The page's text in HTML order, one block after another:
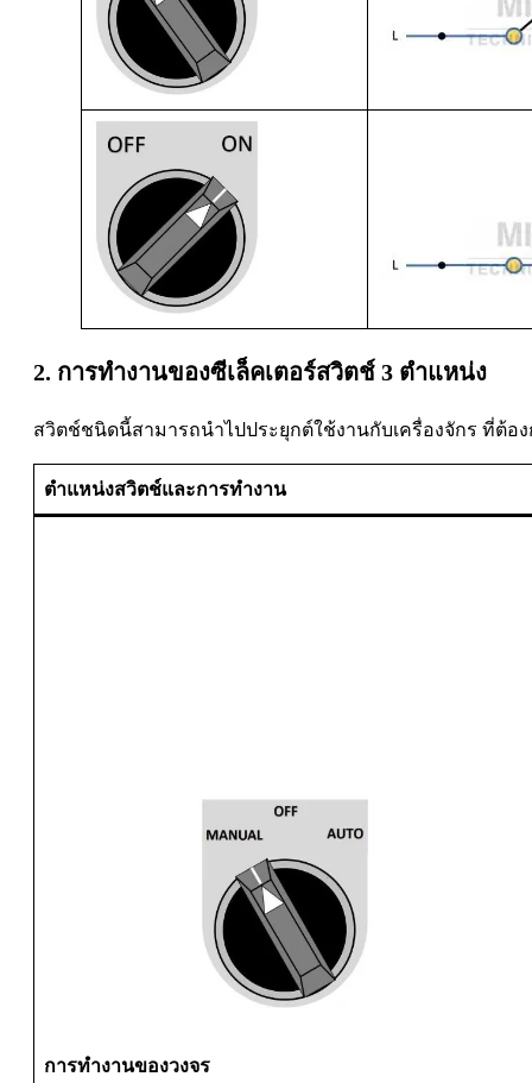
2. การทำงานของซีเล็คเตอร์สวิตช์ 3 ตำแหน่ง
สวิตช์ชนิดนี้สามารถนำไปประยุกต์ใช้งานกับเครื่องจักร ที่ต้อง
ตำแหน่งสวิตช์และการทำงาน
การทำงานของวงจร